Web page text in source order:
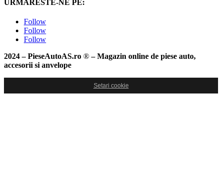
URMARESTE-NE PE:
Follow
Follow
Follow
2024 – PieseAutoAS.ro ®– Magazin online de piese auto,
accesorii si anvelope
Setari cookie